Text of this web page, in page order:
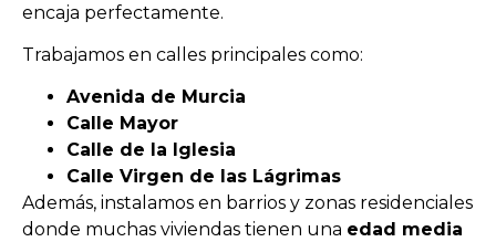
encaja perfectamente.
Trabajamos en calles principales como:
Avenida de Murcia
Calle Mayor
Calle de la Iglesia
Calle Virgen de las Lágrimas
Además, instalamos en barrios y zonas residenciales
donde muchas viviendas tienen una edad media